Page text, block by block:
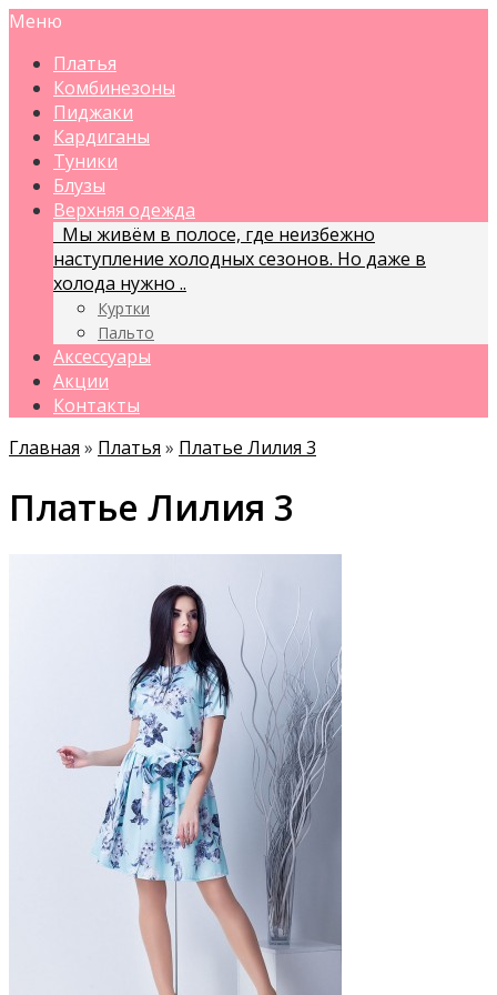
Меню
Платья
Комбинезоны
Пиджаки
Кардиганы
Туники
Блузы
Верхняя одежда
Мы живём в полосе, где неизбежно
наступление холодных сезонов. Но даже в
холода нужно ..
Куртки
Пальто
Аксессуары
Акции
Контакты
Главная » Платья » Платье Лилия 3
Платье Лилия 3